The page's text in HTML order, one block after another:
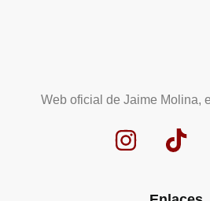
Web oficial de Jaime Molina,